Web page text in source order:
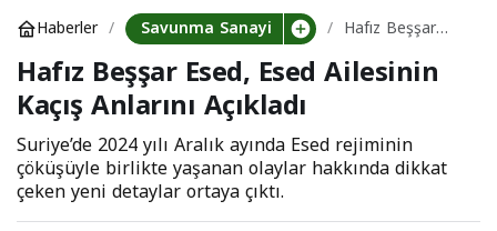
Haberler Savunma Sanayi
Hafız Beşşar
Esed, Esed
Ailesinin Kaçış
Hafız Beşşar Esed, Esed Ailesinin
Kaçış Anlarını Açıkladı
Suriye’de 2024 yılı Aralık ayında Esed rejiminin
çöküşüyle birlikte yaşanan olaylar hakkında dikkat
çeken yeni detaylar ortaya çıktı.